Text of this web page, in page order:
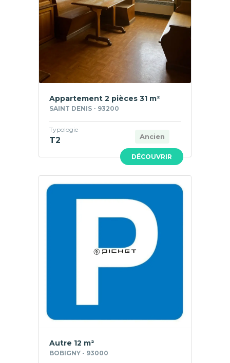
DÉCOUVRIR
Appartement 2 pièces 31 m²
SAINT DENIS - 93200
Ancien
Typologie
T2
Autre 12 m²
BOBIGNY - 93000